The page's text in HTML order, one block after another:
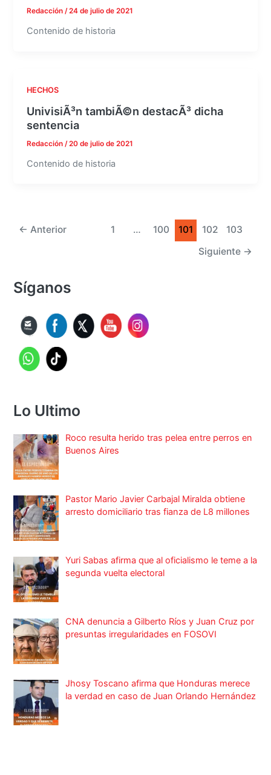
Redacción/24 de julio de 2021
Contenido de historia
HECHOS
UnivisiÃ³n tambiÃ©n destacÃ³ dicha
sentencia
Redacción /20 de julio de 2021
Contenido de historia
← Anterior 1 … 100 101 102
103
Siguiente →
Síganos
Lo Ultimo
Roco resulta herido tras pelea entre perros en
Buenos Aires
Pastor Mario Javier Carbajal Miralda obtiene
arresto domiciliario tras fianza de L8 millones
Yuri Sabas afirma que al oficialismo le teme a la
segunda vuelta electoral
CNA denuncia a Gilberto Ríos y Juan Cruz por
presuntas irregularidades en FOSOVI
Jhosy Toscano afirma que Honduras merece
la verdad en caso de Juan Orlando Hernández